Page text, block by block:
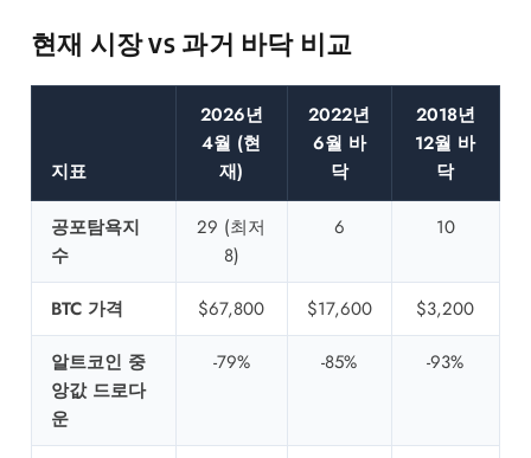
현재 시장 vs 과거 바닥 비교
지표
2026년
4월 (현
재)
2022년
6월 바
닥
2018년
12월 바
닥
공포탐욕지
수
29 (최저
8)
6 10
BTC 가격 $67,800 $17,600 $3,200
알트코인 중
앙값 드로다
운
-79% -85% -93%